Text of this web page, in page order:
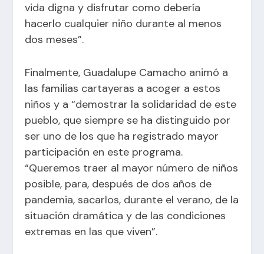
vida digna y disfrutar como debería
hacerlo cualquier niño durante al menos
dos meses”.
Finalmente, Guadalupe Camacho animó a
las familias cartayeras a acoger a estos
niños y a “demostrar la solidaridad de este
pueblo, que siempre se ha distinguido por
ser uno de los que ha registrado mayor
participación en este programa.
“Queremos traer al mayor número de niños
posible, para, después de dos años de
pandemia, sacarlos, durante el verano, de la
situación dramática y de las condiciones
extremas en las que viven”.